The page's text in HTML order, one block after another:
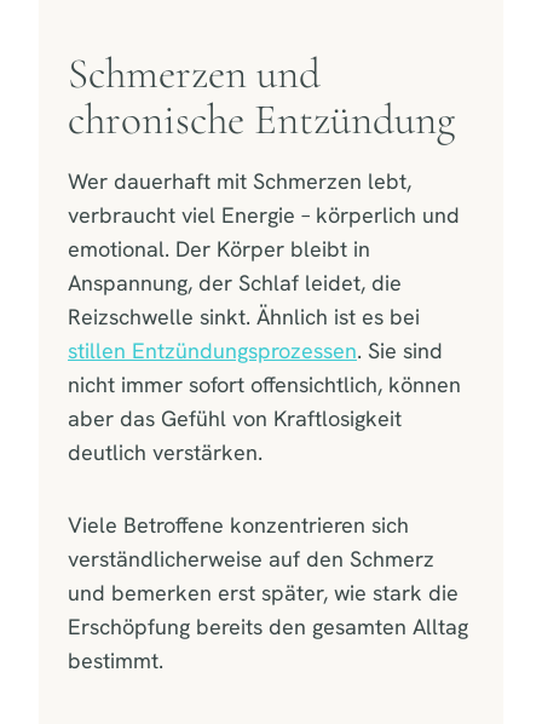
Schmerzen und
chronische Entzündung
Wer dauerhaft mit Schmerzen lebt,
verbraucht viel Energie – körperlich und
emotional. Der Körper bleibt in
Anspannung, der Schlaf leidet, die
Reizschwelle sinkt. Ähnlich ist es bei
stillen Entzündungsprozessen. Sie sind
nicht immer sofort offensichtlich, können
aber das Gefühl von Kraftlosigkeit
deutlich verstärken.
Viele Betroffene konzentrieren sich
verständlicherweise auf den Schmerz
und bemerken erst später, wie stark die
Erschöpfung bereits den gesamten Alltag
bestimmt.